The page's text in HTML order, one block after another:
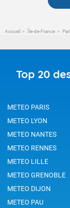
Accueil Île-de-France
Top 20
METEO PARIS
METEO LYON
METEO NANTES
METEO RENNES
METEO LILLE
METEO GRENOBLE
METEO DIJON
METEO PAU